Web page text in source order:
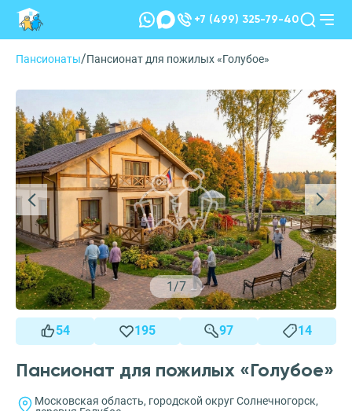
+7 (499) 325-79-40
Пансионаты/Пансионат для пожилых «Голубое»
1 /7
54 195 97 14
Пансионат для пожилых «Голубое»
Московская область, городской округ Солнечногорск,